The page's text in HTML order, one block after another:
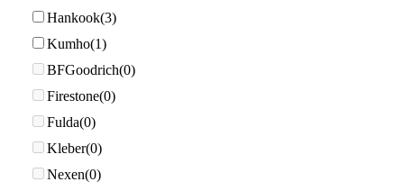
Hankook 3
Kumho 1
BFGoodrich 0
Firestone 0
Fulda 0
Kleber 0
Nexen 0